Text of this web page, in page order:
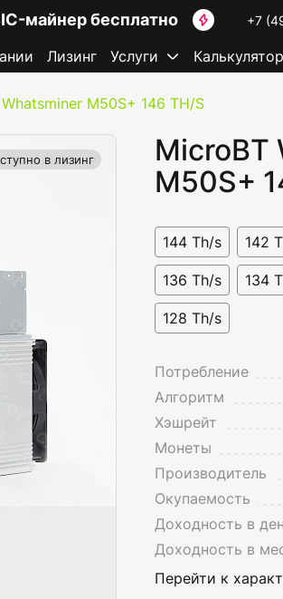
майнер бесплатно +7
Лизинг Услуги Калькулятор
M50S+ 146 TH/S
в лизинг
MicroBT
M50S+
144 Th/s 142
136 Th/s 134
128 Th/s
Потребление
Алгоритм
Хэшрейт
Монеты
Производитель
Окупаемость
Доходность в
Доходность в
Перейти к